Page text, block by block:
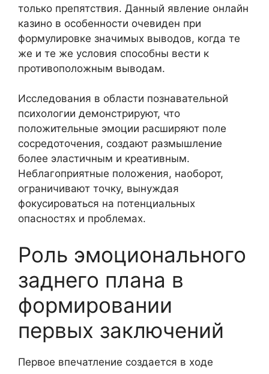
только препятствия. Данный явление онлайн
казино в особенности очевиден при
формулировке значимых выводов, когда те
же и те же условия способны вести к
противоположным выводам.
Исследования в области познавательной
психологии демонстрируют, что
положительные эмоции расширяют поле
сосредоточения, создают размышление
более эластичным и креативным.
Неблагоприятные положения, наоборот,
ограничивают точку, вынуждая
фокусироваться на потенциальных
опасностях и проблемах.
Роль эмоционального
заднего плана в
формировании
первых заключений
Первое впечатление создается в ходе